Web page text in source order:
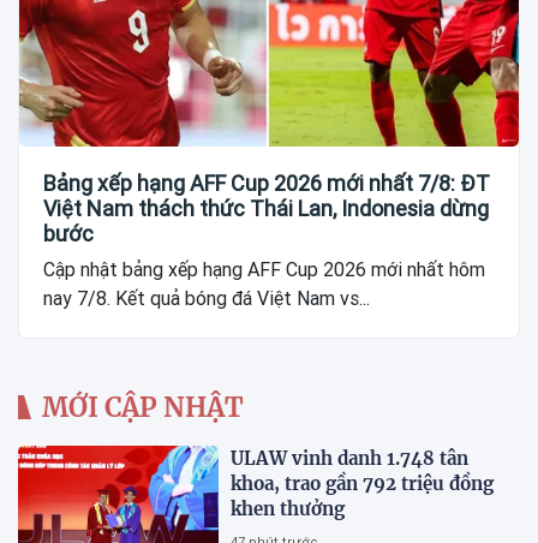
Bảng xếp hạng AFF Cup 2026 mới nhất 7/8: ĐT
Việt Nam thách thức Thái Lan, Indonesia dừng
bước
Cập nhật bảng xếp hạng AFF Cup 2026 mới nhất hôm
nay 7/8. Kết quả bóng đá Việt Nam vs...
MỚI CẬP NHẬT
ULAW vinh danh 1.748 tân
khoa, trao gần 792 triệu đồng
khen thưởng